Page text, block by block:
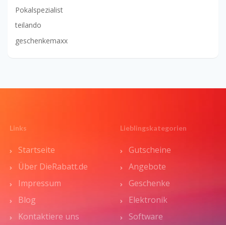
Pokalspezialist
teilando
geschenkemaxx
Links
Startseite
Über DieRabatt.de
Impressum
Blog
Kontaktiere uns
Lieblingskategorien
Gutscheine
Angebote
Geschenke
Elektronik
Software